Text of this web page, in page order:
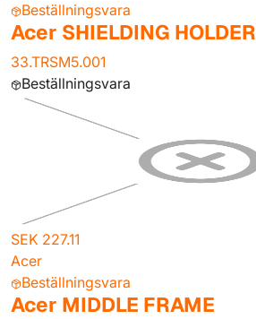
Beställningsvara
Acer SHIELDING HOLDER
33.TRSM5.001
Beställningsvara
SEK 227.11
Acer
Beställningsvara
Acer MIDDLE FRAME